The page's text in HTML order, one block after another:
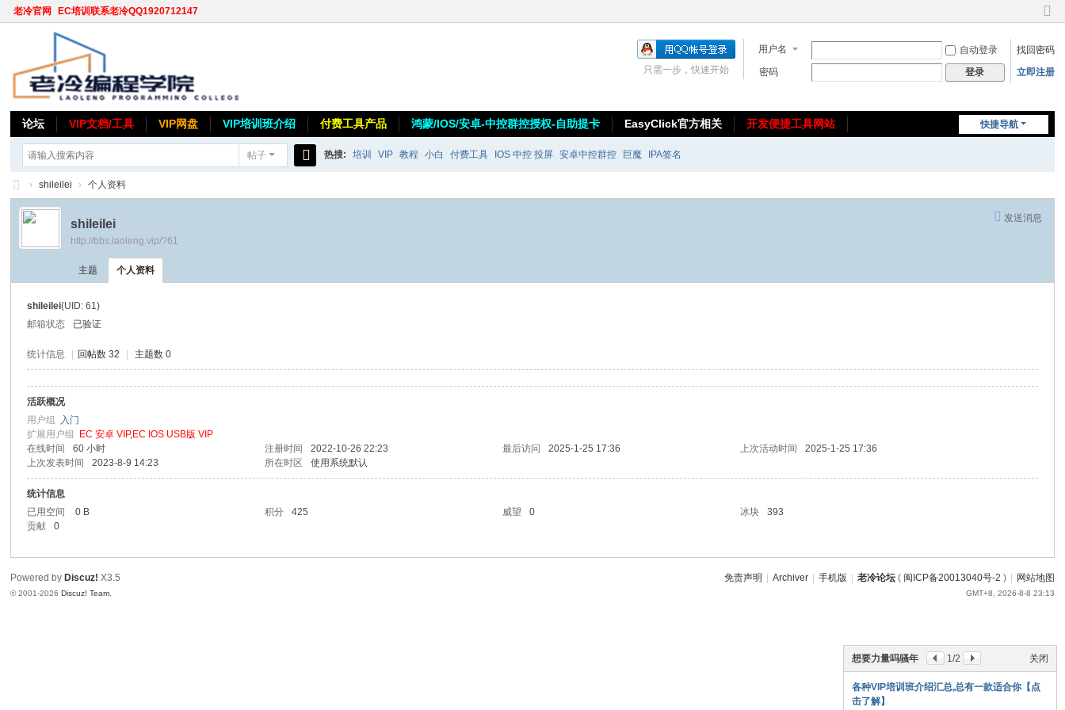
老冷官网 EC培训联系老冷QQ1920712147
切
到
窄
用户名 自动登录
找回密码
密码
登录 立即注册
只需一步，快速开始
快捷导航
论坛 VIP文档/工具 VIP网盘 VIP培训班介绍 付费工具产品 鸿蒙/IOS/安卓-中控群控授权-自助提卡 EasyClick官方相关
开发便捷工具网站
帖子
索
热搜: 培训 VIP 教程 小白 付费工具 IOS 中控 投屏 安卓中控群控 巨魔 IPA签名
老
› shileilei › 个人资料
发送消息
shileilei
http://bbs.laoleng.vip/?61
主题 个人资料
shileilei(UID: 61)
邮箱状态
已验证
统计信息 回帖数 32 主题数 0
活跃概况
用户组
入门
扩展用户组
EC 安卓 VIP,EC IOS USB版 VIP
在线时间
60 小时 注册时间 2022-10-26 22:23 最后访问 2025-1-25 17:36 上次活动时间
2025-1-25 17:36
上次发表时间
2023-8-9 14:23 所在时区 使用系统默认
统计信息
已用空间
0 B 积分 425 威望 0 冰块
393
贡献
0
关闭
想要力量吗骚年 1/2
各种VIP培训班介绍汇总,总有一款适合你【点
击了解】
免责声明 Archiver 手机版 老冷论坛( 闽ICP备20013040号-2 ) 网站地图
GMT+8, 2026-8-8 23:13
Powered by Discuz! X3.5
© 2001-2026Discuz! Team